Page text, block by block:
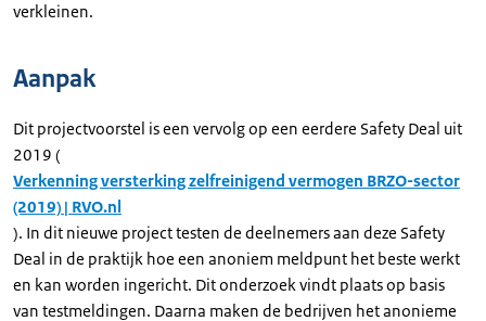
verkleinen.
Aanpak
Dit projectvoorstel is een vervolg op een eerdere Safety Deal uit
2019 (
Verkenning versterking zelfreinigend vermogen BRZO-sector
(2019) | RVO.nl
). In dit nieuwe project testen de deelnemers aan deze Safety
Deal in de praktijk hoe een anoniem meldpunt het beste werkt
en kan worden ingericht. Dit onderzoek vindt plaats op basis
van testmeldingen. Daarna maken de bedrijven het anonieme